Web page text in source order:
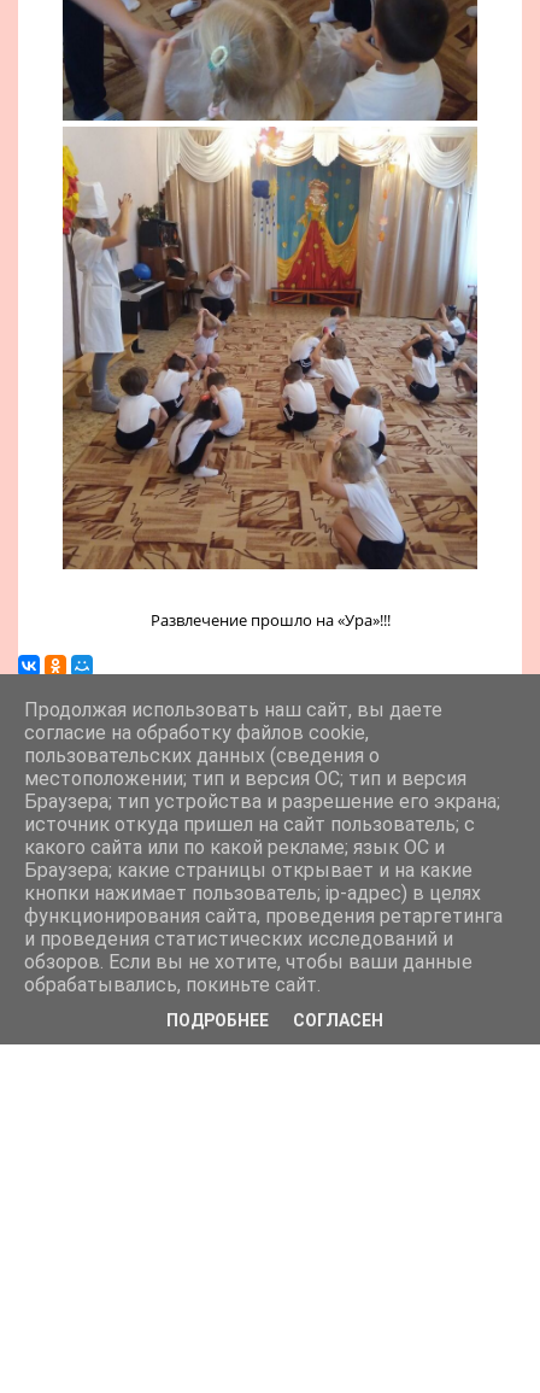
Развлечение прошло на «Ура»!!!
Продолжая использовать наш сайт, вы даете
согласие на обработку файлов cookie,
пользовательских данных (сведения о
местоположении; тип и версия ОС; тип и версия
Браузера; тип устройства и разрешение его экрана;
источник откуда пришел на сайт пользователь; с
какого сайта или по какой рекламе; язык ОС и
Браузера; какие страницы открывает и на какие
кнопки нажимает пользователь; ip-адрес) в целях
функционирования сайта, проведения ретаргетинга
и проведения статистических исследований и
обзоров. Если вы не хотите, чтобы ваши данные
обрабатывались, покиньте сайт.
ПОДРОБНЕЕ СОГЛАСЕН